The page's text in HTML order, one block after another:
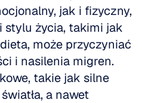
jak i fizyczny,
życia, takimi jak
może przyczyniać
i nasilenia migren.
takie jak silne
a nawet